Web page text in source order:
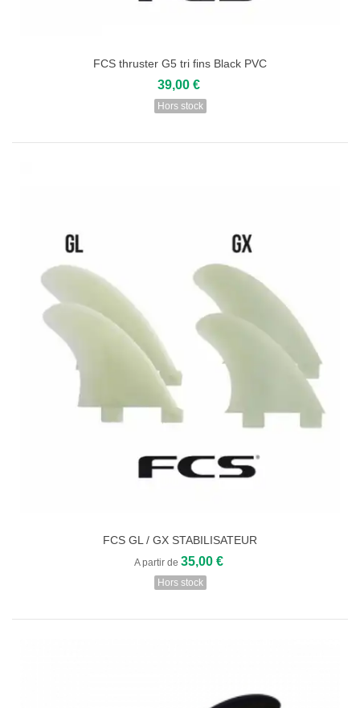
FCS thruster G5 tri fins Black PVC
39,00 €
Hors stock
FCS GL / GX STABILISATEUR
A partir de 35,00 €
Hors stock